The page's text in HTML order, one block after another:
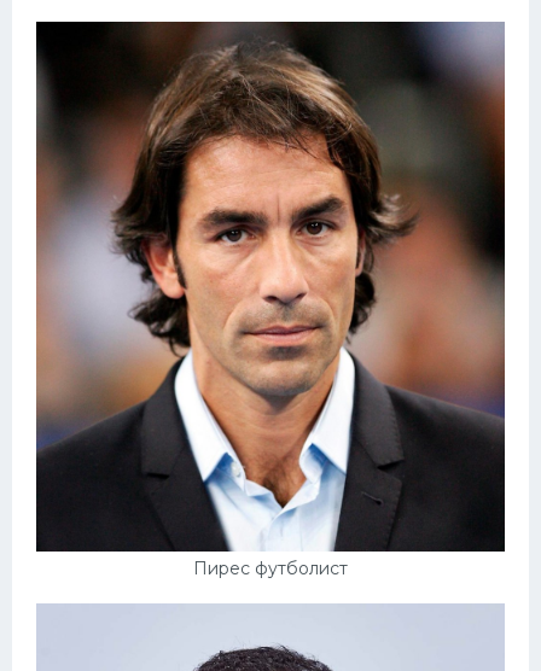
Пирес футболист